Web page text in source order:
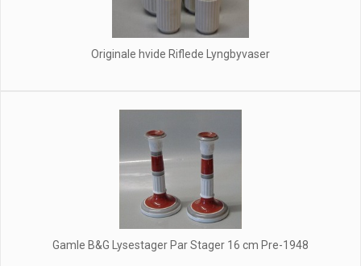
Originale hvide Riflede Lyngbyvaser
Gamle B&G Lysestager Par Stager 16 cm Pre-1948